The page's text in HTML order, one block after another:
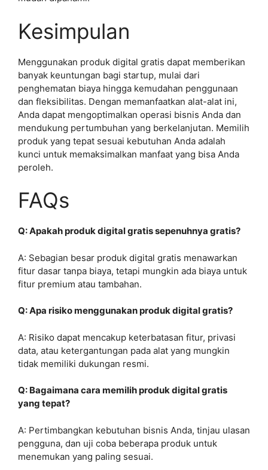
Kesimpulan
Menggunakan produk digital gratis dapat memberikan
banyak keuntungan bagi startup, mulai dari
penghematan biaya hingga kemudahan penggunaan
dan fleksibilitas. Dengan memanfaatkan alat-alat ini,
Anda dapat mengoptimalkan operasi bisnis Anda dan
mendukung pertumbuhan yang berkelanjutan. Memilih
produk yang tepat sesuai kebutuhan Anda adalah
kunci untuk memaksimalkan manfaat yang bisa Anda
peroleh.
FAQs
Q: Apakah produk digital gratis sepenuhnya gratis?
A: Sebagian besar produk digital gratis menawarkan
fitur dasar tanpa biaya, tetapi mungkin ada biaya untuk
fitur premium atau tambahan.
Q: Apa risiko menggunakan produk digital gratis?
A: Risiko dapat mencakup keterbatasan fitur, privasi
data, atau ketergantungan pada alat yang mungkin
tidak memiliki dukungan resmi.
Q: Bagaimana cara memilih produk digital gratis
yang tepat?
A: Pertimbangkan kebutuhan bisnis Anda, tinjau ulasan
pengguna, dan uji coba beberapa produk untuk
menemukan yang paling sesuai.